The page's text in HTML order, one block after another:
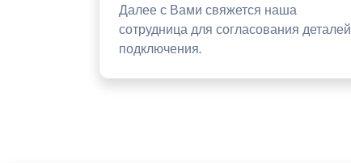
Далее с Вами свяжется наша
сотрудница для согласования деталей
подключения.